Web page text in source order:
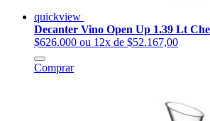
quickview
Decanter Vino Open Up 1.39 Lt
$626.000 ou 12x de $52.167,00
Comprar